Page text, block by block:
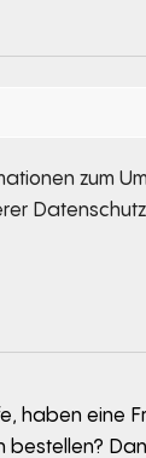
zum
haben eine